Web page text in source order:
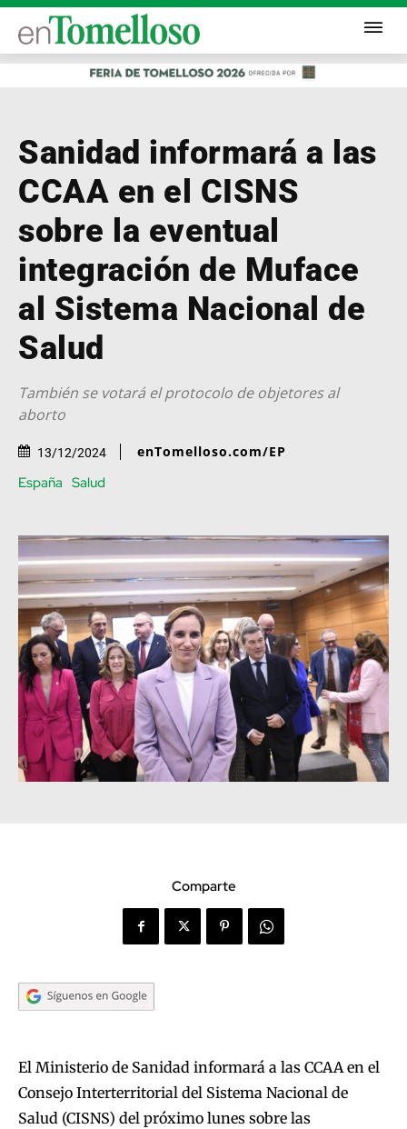
Sanidad informará a las
CCAA en el CISNS
sobre la eventual
integración de Muface
al Sistema Nacional de
Salud
También se votará el protocolo de objetores al
aborto
13/12/2024 enTomelloso.com/EP
España Salud
Comparte
El Ministerio de Sanidad informará a las CCAA en el
Consejo Interterritorial del Sistema Nacional de
Salud (CISNS) del próximo lunes sobre las